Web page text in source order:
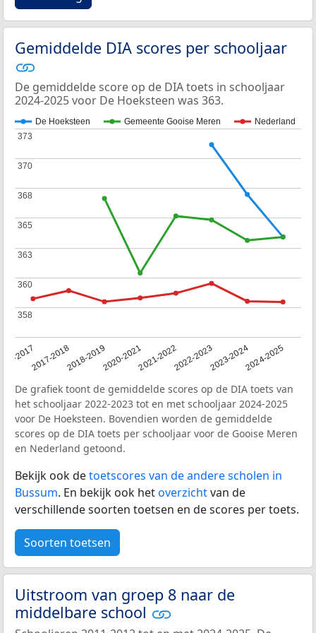
Gemiddelde DIA scores per schooljaar
De gemiddelde score op de DIA toets in schooljaar
2024-2025 voor De Hoeksteen was 363.
De Hoeksteen Gemeente Gooise Meren Nederland
20172017-20182018-20192020-20212021-20222022-20232023-20242024-2025
358
358
360
360
363
363
365
365
368
368
370
370
373
373
De grafiek toont de gemiddelde scores op de DIA toets van
het schooljaar 2022-2023 tot en met schooljaar 2024-2025
voor De Hoeksteen. Bovendien worden de gemiddelde
scores op de DIA toets per schooljaar voor de Gooise Meren
en Nederland getoond.
Bekijk ook detoetscores van de andere scholen in
Bussum. En bekijk ook hetoverzichtvan de
verschillende soorten toetsen en de scores per toets.
Soorten toetsen
Uitstroom van groep 8 naar de
middelbare school